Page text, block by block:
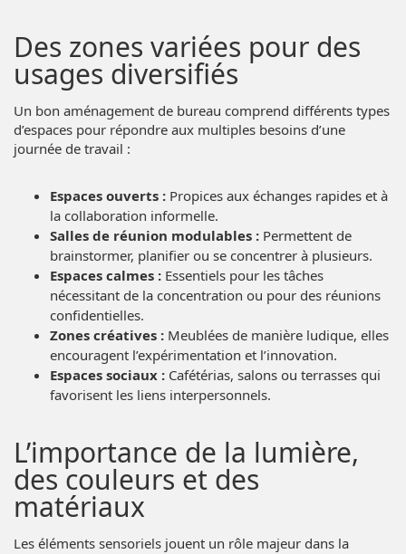
Des zones variées pour des
usages diversifiés
Un bon aménagement de bureau comprend différents types
d’espaces pour répondre aux multiples besoins d’une
journée de travail :
Espaces ouverts : Propices aux échanges rapides et à
la collaboration informelle.
Salles de réunion modulables : Permettent de
brainstormer, planifier ou se concentrer à plusieurs.
Espaces calmes : Essentiels pour les tâches
nécessitant de la concentration ou pour des réunions
confidentielles.
Zones créatives : Meublées de manière ludique, elles
encouragent l’expérimentation et l’innovation.
Espaces sociaux : Cafétérias, salons ou terrasses qui
favorisent les liens interpersonnels.
L’importance de la lumière,
des couleurs et des
matériaux
Les éléments sensoriels jouent un rôle majeur dans la